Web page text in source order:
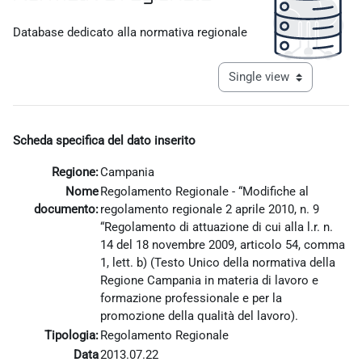
Database dedicato alla normativa regionale
View mode tertiary
Scheda specifica del dato inserito
Regione:Campania
Nome
documento:
Regolamento Regionale - “Modifiche al
regolamento regionale 2 aprile 2010, n. 9
“Regolamento di attuazione di cui alla l.r. n.
14 del 18 novembre 2009, articolo 54, comma
1, lett. b) (Testo Unico della normativa della
Regione Campania in materia di lavoro e
formazione professionale e per la
promozione della qualità del lavoro).
Tipologia:Regolamento Regionale
Data2013.07.22